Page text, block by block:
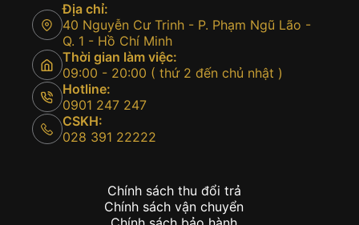
Địa chỉ:
40 Nguyễn Cư Trinh - P. Phạm Ngũ Lão -
Q. 1 - Hồ Chí Minh
Thời gian làm việc:
09:00 - 20:00 ( thứ 2 đến chủ nhật )
Hotline:
0901 247 247
CSKH:
028 391 22222
Chính sách thu đổi trả
Chính sách vận chuyển